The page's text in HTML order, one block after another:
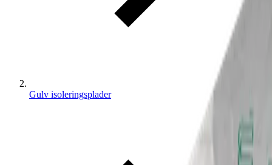
Gulv isoleringsplader